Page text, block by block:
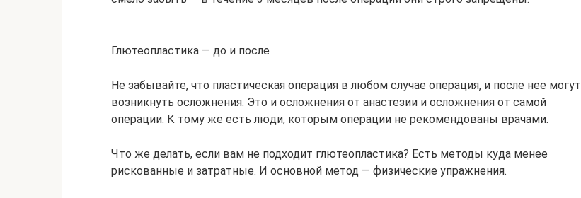
Глютеопластика — до и после
Не забывайте, что пластическая операция в любом случае операция, и после нее могут
возникнуть осложнения. Это и осложнения от анастезии и осложнения от самой
операции. К тому же есть люди, которым операции не рекомендованы врачами.
Что же делать, если вам не подходит глютеопластика? Есть методы куда менее
рискованные и затратные. И основной метод — физические упражнения.